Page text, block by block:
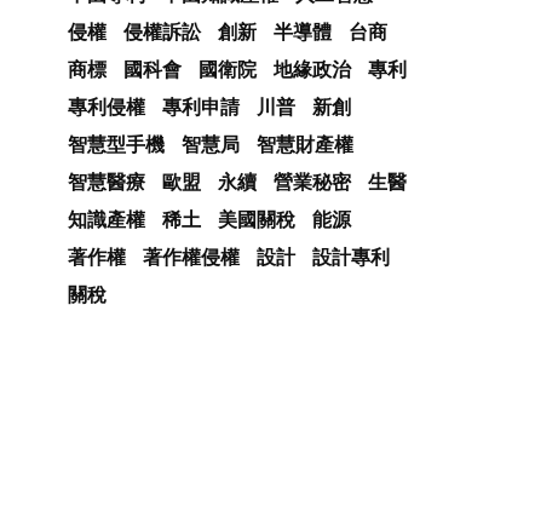
侵權
侵權訴訟 創新 半導體
台商
商標
國科會 國衛院 地緣政治
專利
專利侵權
專利申請 川普
新創
智慧型手機
智慧局
智慧財產權
智慧醫療
歐盟 永續 營業秘密
生醫
知識產權
稀土 美國關稅
能源
著作權
著作權侵權 設計
設計專利
關稅